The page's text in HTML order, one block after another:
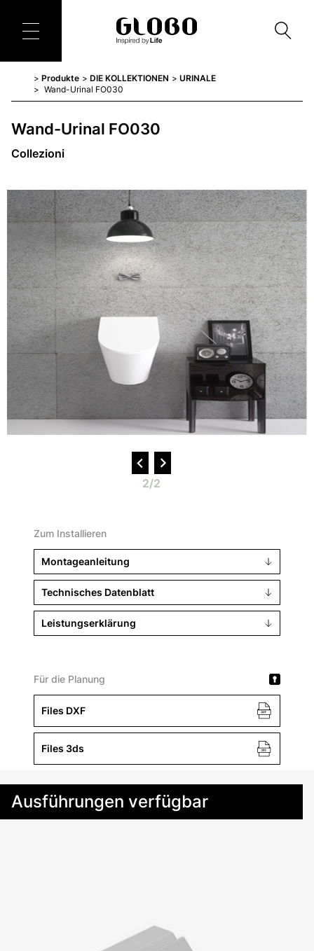
Produkte DIE KOLLEKTIONEN
URINALE
Wand-Urinal FO030
Wand-Urinal FO030
Collezioni
2/2
Zum Installieren
Montageanleitung
Technisches Datenblatt
Leistungserklärung
Für die Planung
Files DXF
Files 3ds
Ausführungen verfügbar